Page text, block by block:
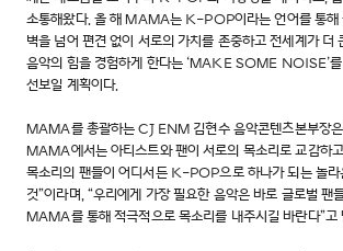
소통해왔다. 올 해 MAMA는 K-POP이라는 언어를 통해
벽을 넘어 편견 없이 서로의 가치를 존중하고 전세계가 더
음악의 힘을 경험하게 한다는 ‘MAKE SOME NOISE’
선보일 계획이다.
MAMA를 총괄하는 CJ ENM 김현수 음악콘텐츠본부장
MAMA에서는 아티스트와 팬이 서로의 목소리로 교감하
목소리의 팬들이 어디서든 K-POP으로 하나가 되는 놀라
것”이라며, “우리에게 가장 필요한 음악은 바로 글로벌 팬
MAMA를 통해 적극적으로 목소리를 내주시길 바란다”고